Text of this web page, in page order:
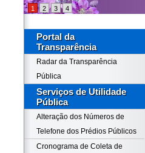
1 2 3 4
Portal da
Transparência
Radar da Transparência
Pública
Serviços de Utilidade
Pública
Alteração dos Números de
Telefone dos Prédios Públicos
Cronograma de Coleta de